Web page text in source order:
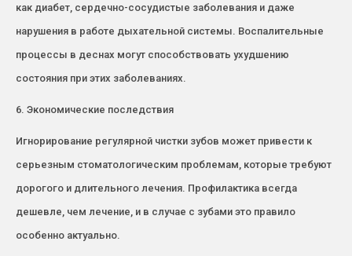
как диабет, сердечно-сосудистые заболевания и даже
нарушения в работе дыхательной системы. Воспалительные
процессы в деснах могут способствовать ухудшению
состояния при этих заболеваниях.
6. Экономические последствия
Игнорирование регулярной чистки зубов может привести к
серьезным стоматологическим проблемам, которые требуют
дорогого и длительного лечения. Профилактика всегда
дешевле, чем лечение, и в случае с зубами это правило
особенно актуально.